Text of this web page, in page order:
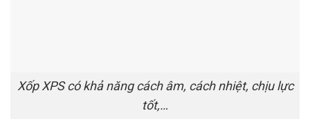
Xốp XPS có khả năng cách âm, cách nhiệt, chịu lực
tốt,…